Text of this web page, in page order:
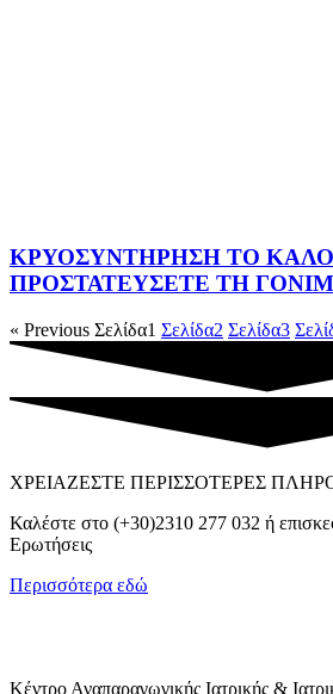
ΚΡΥΟΣΥΝΤΗΡΗΣΗ ΤΟ
ΠΡΟΣΤΑΤΕΥΣΕΤΕ ΤΗ
« Previous Σελίδα1 Σελίδα2 Σελίδα3
ΧΡΕΙΑΖΕΣΤΕ ΠΕΡΙΣΣΟΤΕΡΕΣ
Καλέστε στο (+30)2310 277 032 ή
Ερωτήσεις
Περισσότερα εδώ
Κέντρο Αναπαραγωγικής Ιατρικής &